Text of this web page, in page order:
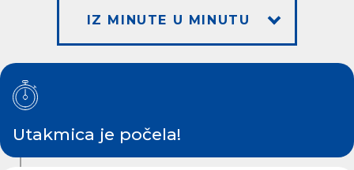
IZ MINUTE U MINUTU
Utakmica je počela!